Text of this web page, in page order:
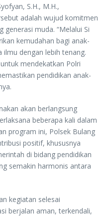
S.H., M.H.,
adalah wujud komitmen
generasi muda. “Melalui Si
kemudahan bagi anak-
ilmu dengan lebih tenang.
mendekatkan Polri
pendidikan anak-
akan berlangsung
beberapa kali dalam
program ini, Polsek Bulang
positif, khususnya
di bidang pendidikan
semakin harmonis antara
kegiatan selesai
berjalan aman, terkendali,